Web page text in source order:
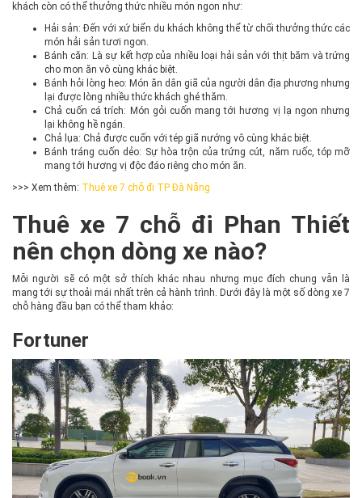
khách còn có thể thưởng thức nhiều món ngon như:
Hải sản: Đến với xứ biển du khách không thể từ chối thưởng thức các
món hải sản tươi ngon.
Bánh căn: Là sự kết hợp của nhiều loại hải sản với thịt băm và trứng
cho mon ăn vô cùng khác biệt.
Bánh hỏi lòng heo: Món ăn dân giã của người dân địa phương nhưng
lại được lòng nhiều thức khách ghé thăm.
Chả cuốn cá trích: Món gỏi cuốn mang tới hương vị lạ ngon nhưng
lại không hề ngán.
Chả lụa: Chả được cuốn với tép giã nướng vô cùng khác biệt.
Bánh tráng cuốn dẻo: Sự hòa trộn của trứng cút, năm ruốc, tóp mỡ
mang tới hương vị độc đáo riêng cho món ăn.
>>> Xem thêm: Thuê xe 7 chỗ đi TP Đà Nẵng
Thuê xe 7 chỗ đi Phan Thiết
nên chọn dòng xe nào?
Mỗi người sẽ có một sở thích khác nhau nhưng mục đích chung vẫn là
mang tới sự thoải mái nhất trên cả hành trình. Dưới đây là một số dòng xe 7
chỗ hàng đầu bạn có thể tham khảo:
Fortuner